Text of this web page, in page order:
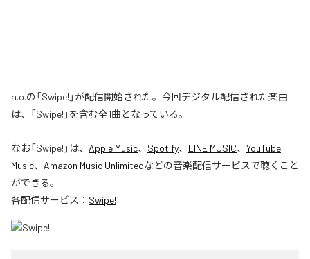
a.o.の「Swipe!」が配信開始された。今回デジタル配信された楽曲
は、「Swipe!」を含む全1曲となっている。
なお「Swipe! 」は、 Apple Music、 Spotify、 LINE MUSIC、 YouTube
Music、 Amazon Music Unlimitedなどの音楽配信サービスで聴くこと
ができる。
各配信サービス： Swipe!